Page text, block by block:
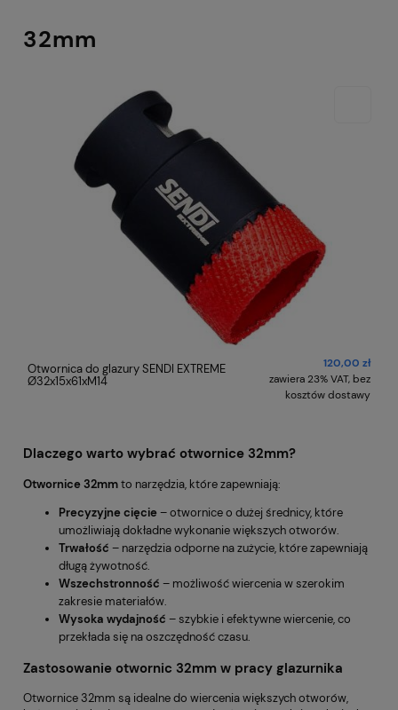
32mm
Otwornica do glazury SENDI EXTREME
Ø32x15x61xM14
120,00 zł
zawiera 23% VAT, bez
kosztów dostawy
Dlaczego warto wybrać otwornice 32mm?
Otwornice 32mmto narzędzia, które zapewniają:
Precyzyjne cięcie– otwornice o dużej średnicy, które
umożliwiają dokładne wykonanie większych otworów.
Trwałość – narzędzia odporne na zużycie, które zapewniają
długą żywotność.
Wszechstronność – możliwość wiercenia w szerokim
zakresie materiałów.
Wysoka wydajność – szybkie i efektywne wiercenie, co
przekłada się na oszczędność czasu.
Zastosowanie otwornic 32mm w pracy glazurnika
Otwornice 32mm są idealne do wiercenia większych otworów,